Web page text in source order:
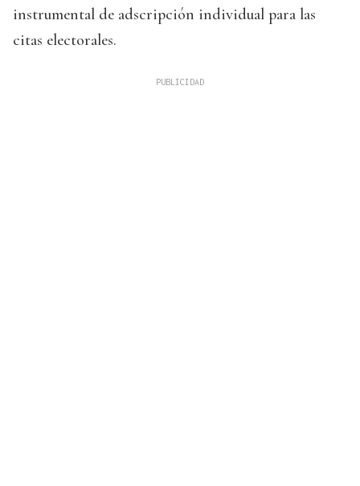
instrumental de adscripción individual para las
citas electorales.